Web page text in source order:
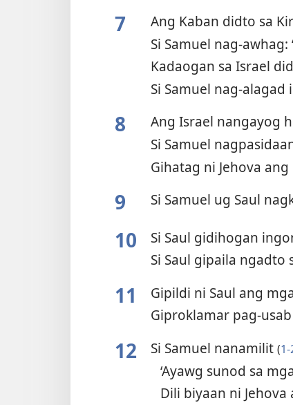
7 Ang Kaban didto sa
Si Samuel nag-awhag:
Kadaogan sa Israel
Si Samuel nag-
8 Ang Israel nangayog
Si Samuel
Gihatag ni Jehova
9 Si Samuel ug Saul
10 Si Saul gidihogan
Si Saul gipaila
11 Gipildi ni Saul ang
Giproklamar pag-
12 Si Samuel nanamilit (
‘Ayawg sunod sa
Dili biyaan ni